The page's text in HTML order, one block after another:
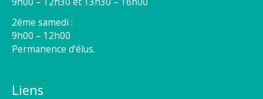
2éme samedi :
9h00 – 12h00
Permanence d’élus.
Liens